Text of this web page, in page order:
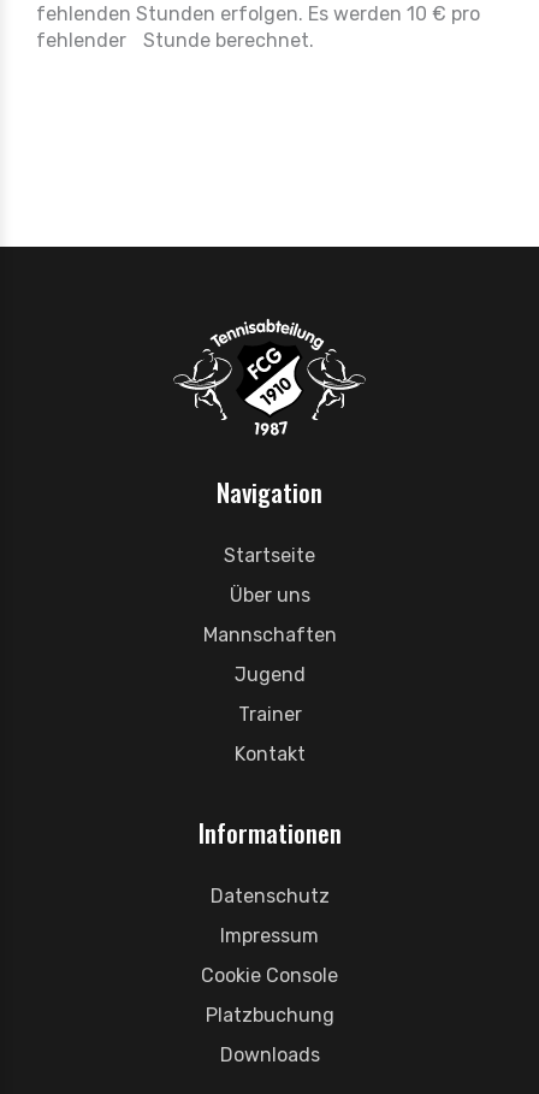
fehlenden Stunden erfolgen. Es werden 10 € pro
fehlender Stunde berechnet.
Navigation
Startseite
Über uns
Mannschaften
Jugend
Trainer
Kontakt
Informationen
Datenschutz
Impressum
Cookie Console
Platzbuchung
Downloads